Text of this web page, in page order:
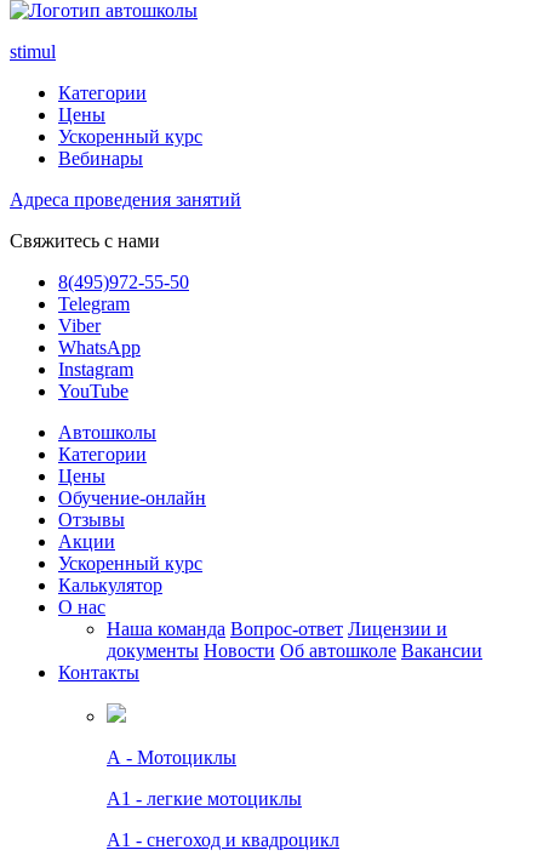
stimul
Категории
Цены
Ускоренный курс
Вебинары
Адреса проведения занятий
Свяжитесь с нами
8(495)972-55-50
Telegram
Viber
WhatsApp
Instagram
YouTube
Автошколы
Категории
Цены
Обучение-онлайн
Отзывы
Акции
Ускоренный курс
Калькулятор
О нас
Наша команда Вопрос-ответ Лицензии и
документы Новости Об автошколе Вакансии
Контакты
А - Мотоциклы
A1 - легкие мотоциклы
A1 - снегоход и квадроцикл